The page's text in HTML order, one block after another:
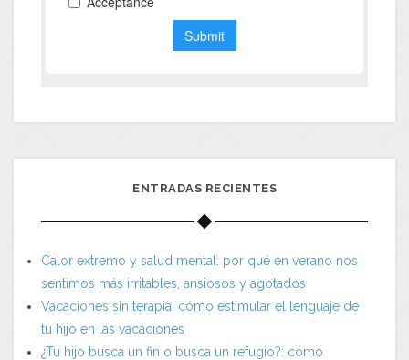
ENTRADAS RECIENTES
Calor extremo y salud mental: por qué en verano nos
sentimos más irritables, ansiosos y agotados
Vacaciones sin terapia: cómo estimular el lenguaje de
tu hijo en las vacaciones
¿Tu hijo busca un fin o busca un refugio?: cómo